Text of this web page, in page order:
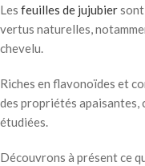
Les feuilles de jujubiersont
vertus naturelles,
chevelu.
Riches en flavonoïdes et
des propriétés
étudiées.
Découvrons à présent ce